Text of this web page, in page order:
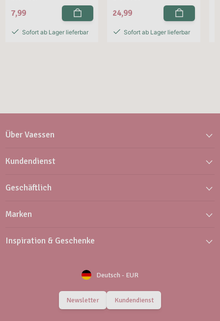
7,99
Sofort ab Lager lieferbar
24,99
Sofort ab Lager lieferbar
Über Vaessen
Kundendienst
Geschäftlich
Marken
Inspiration & Geschenke
Deutsch - EUR
Newsletter Kundendienst